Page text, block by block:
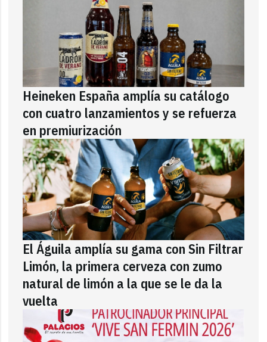
Heineken España amplía su catálogo
con cuatro lanzamientos y se refuerza
en premiurización
El Águila amplía su gama con Sin Filtrar
Limón, la primera cerveza con zumo
natural de limón a la que se le da la
vuelta